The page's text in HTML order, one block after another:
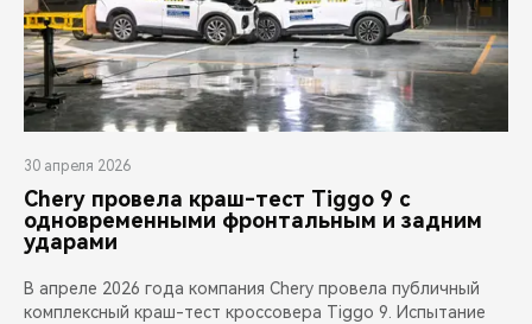
30 апреля 2026
Chery провела краш-тест Tiggo 9 с
одновременными фронтальным и задним
ударами
В апреле 2026 года компания Chery провела публичный
комплексный краш-тест кроссовера Tiggo 9. Испытание